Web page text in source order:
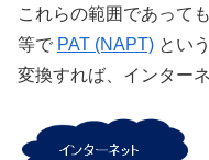
これらの範囲であって
等で PAT (NAPT) とい
変換すれば、インター